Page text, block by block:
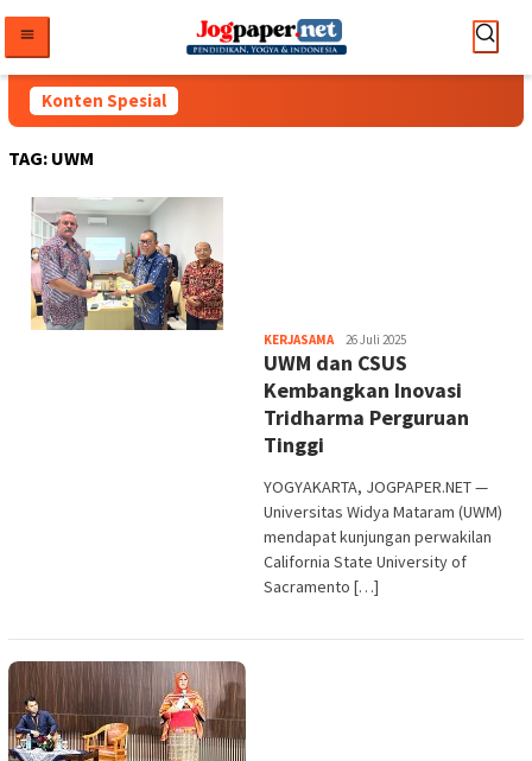
konten
Konten Spesial
TAG: UWM
KERJASAMAHeri
Purwata
26 Juli 2025
UWM dan CSUS
Kembangkan Inovasi
Tridharma Perguruan
Tinggi
YOGYAKARTA, JOGPAPER.NET —
Universitas Widya Mataram (UWM)
mendapat kunjungan perwakilan
California State University of
Sacramento […]